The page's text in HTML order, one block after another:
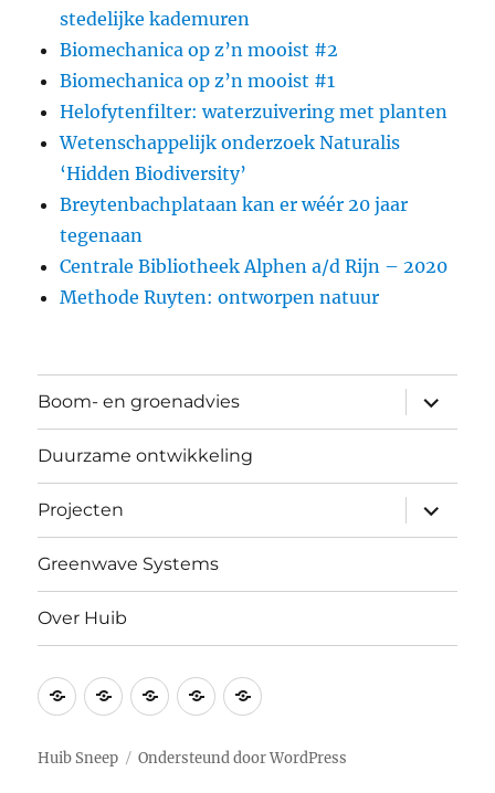
stedelijke kademuren
Biomechanica op z’n mooist #2
Biomechanica op z’n mooist #1
Helofytenfilter: waterzuivering met planten
Wetenschappelijk onderzoek Naturalis
‘Hidden Biodiversity’
Breytenbachplataan kan er wéér 20 jaar
tegenaan
Centrale Bibliotheek Alphen a/d Rijn – 2020
Methode Ruyten: ontworpen natuur
Boom- en groenadvies
Duurzame ontwikkeling
Projecten
Greenwave Systems
Over Huib
Boom-
groenadvies
Duurzame
ontwikkeling
ProjectenGreenwave
Systems
Over
Huib Sneep Ondersteund door WordPress